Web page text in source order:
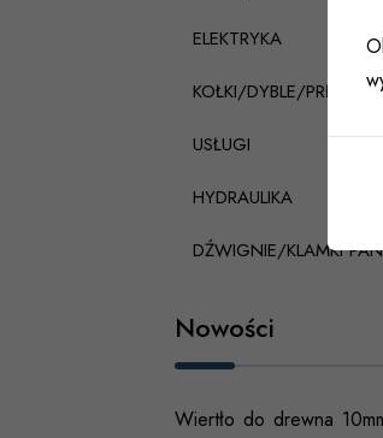
ELEKTRYKA
KOŁKI/DYBLE/PRĘTY
USŁUGI
HYDRAULIKA
DŹWIGNIE/KLAMKI
Nowości
Wiertło do drewna